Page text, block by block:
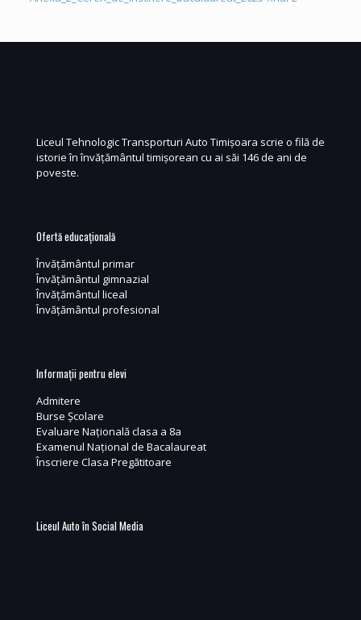
Liceul Tehnologic Transporturi Auto Timișoara scrie o filă de
istorie în învățământul timișorean cu ai săi 146 de ani de
poveste.
Ofertă educațională
Învățământul primar
Învățământul gimnazial
Învățământul liceal
Învățământul profesional
Informații pentru elevi
Admitere
Burse Școlare
Evaluare Națională clasa a 8a
Examenul Național de Bacalaureat
Înscriere Clasa Pregătitoare
Liceul Auto în Social Media